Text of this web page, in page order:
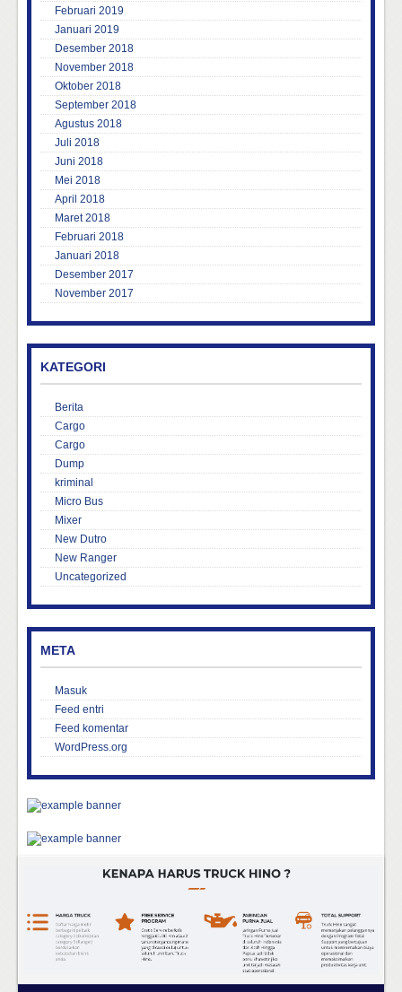
Februari 2019
Januari 2019
Desember 2018
November 2018
Oktober 2018
September 2018
Agustus 2018
Juli 2018
Juni 2018
Mei 2018
April 2018
Maret 2018
Februari 2018
Januari 2018
Desember 2017
November 2017
KATEGORI
Berita
Cargo
Cargo
Dump
kriminal
Micro Bus
Mixer
New Dutro
New Ranger
Uncategorized
META
Masuk
Feed entri
Feed komentar
WordPress.org